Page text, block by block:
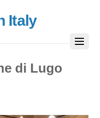
Italy
di Lugo